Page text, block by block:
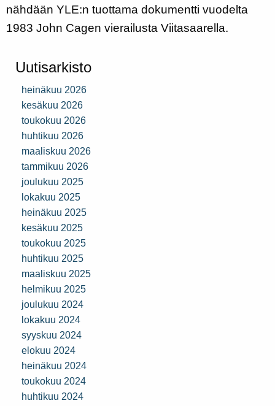
nähdään YLE:n tuottama dokumentti vuodelta
1983 John Cagen vierailusta Viitasaarella.
Uutisarkisto
heinäkuu 2026
kesäkuu 2026
toukokuu 2026
huhtikuu 2026
maaliskuu 2026
tammikuu 2026
joulukuu 2025
lokakuu 2025
heinäkuu 2025
kesäkuu 2025
toukokuu 2025
huhtikuu 2025
maaliskuu 2025
helmikuu 2025
joulukuu 2024
lokakuu 2024
syyskuu 2024
elokuu 2024
heinäkuu 2024
toukokuu 2024
huhtikuu 2024